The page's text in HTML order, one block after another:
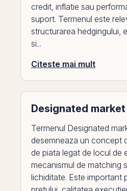
credit, inflatie sau
suport. Termenul este
structurarea hedgingului,
si...
Citeste mai mult
Designated
Termenul Designated
desemneaza un concept
de piata legat de locul de
mecanismul de matching
lichiditate. Este important